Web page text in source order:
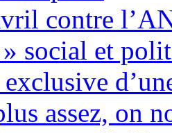
contre
» social et
assez, on